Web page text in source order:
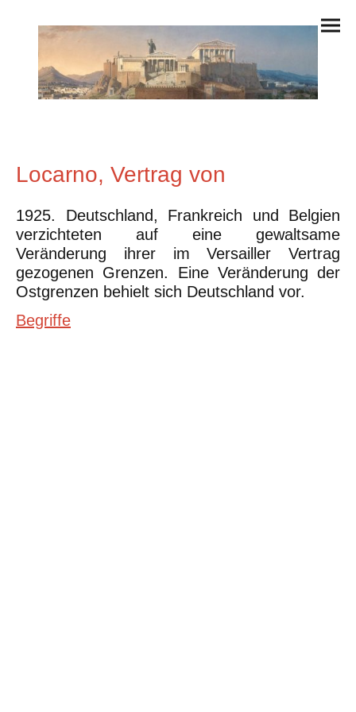
Locarno, Vertrag von
1925. Deutschland, Frankreich und Belgien
verzichteten auf eine gewaltsame
Veränderung ihrer im Versailler Vertrag
gezogenen Grenzen. Eine Veränderung der
Ostgrenzen behielt sich Deutschland vor.
Begriffe